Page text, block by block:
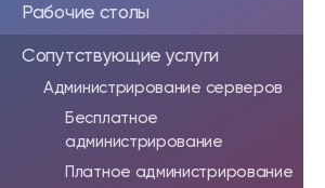
Рабочие столы
Сопутствующие услуги
Администрирование серверов
Бесплатное
администрирование
Платное администрирование